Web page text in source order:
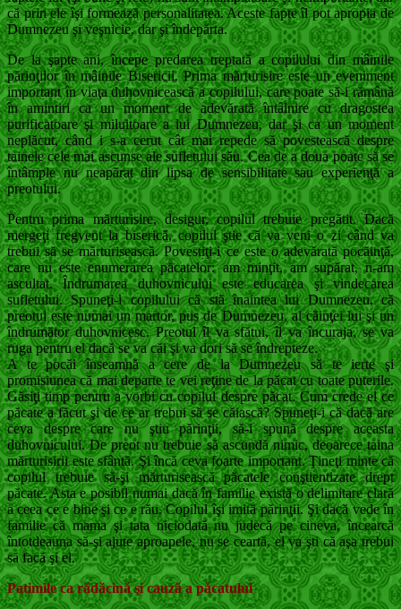
că prin ele îşi formează personalitatea. Aceste fapte îl pot apropia de
Dumnezeu şi veşnicie, dar şi îndepărta.
De la şapte ani, începe predarea treptată a copilului din mâinile
părinţilor în mâinile Bisericii. Prima mărturisire este un eveniment
important în viaţa duhovnicească a copilului, care poate să-i rămână
în amintiri ca un moment de adevărată întâlnire cu dragostea
purificatoare şi miluitoare a lui Dumnezeu, dar şi ca un moment
neplăcut, când i s-a cerut cât mai repede să povestească despre
tainele cele mai ascunse ale sufletului său. Cea de a doua poate să se
întâmple nu neapărat din lipsa de sensibilitate sau experienţă a
preotului.
Pentru prima mărturisire, desigur, copilul trebuie pregătit. Dacă
mergeţi fregvent la biserică, copilul ştie că va veni o zi când va
trebui să se mărturisească. Povestiţi-i ce este o adevărată pocăinţă,
care nu este enumerarea păcatelor: am minţit, am supărat, n-am
ascultat. Îndrumarea duhovnicului este educarea şi vindecarea
sufletului. Spuneţi-i copilului că stă înaintea lui Dumnezeu, că
preotul este numai un martor, pus de Dumnezeu, al căinţei lui şi un
îndrumător duhovnicesc. Preotul îl va sfătui, îl va încuraja, se va
ruga pentru el dacă se va căi şi va dori să se îndrepteze.
A te pocăi înseamnă a cere de la Dumnezeu să te ierte şi
promisiunea că mai departe te vei reţine de la păcat cu toate puterile.
Găsiţi timp pentru a vorbi cu copilul despre păcat. Cum crede el ce
păcate a făcut şi de ce ar trebui să se căiască? Spuneţi-i că dacă are
ceva despre care nu ştiu părinţii, să-i spună despre aceasta
duhovnicului. De preot nu trebuie să ascundă nimic, deoarece taina
mărturisirii este sfântă. Şi încă ceva foarte important. Ţineţi minte că
copilul trebuie să-şi mărturisească păcatele conştientizate drept
păcate. Asta e posibil numai dacă în familie există o delimitare clară
a ceea ce e bine şi ce e rău. Copilul îşi imită părinţii. Şi dacă vede în
familie că mama şi tata niciodată nu judecă pe cineva, încearcă
întotdeauna să-şi ajute aproapele, nu se ceartă, el va şti că aşa trebui
să facă şi el.
Patimile ca rădăcină şi cauză a păcatului